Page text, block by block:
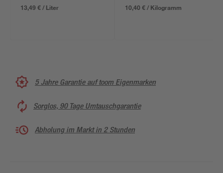
13,49 € / Liter 10,40 € / Kilogramm
5 Jahre Garantie auf toom Eigenmarken
Sorglos, 90 Tage Umtauschgarantie
Abholung im Markt in 2 Stunden